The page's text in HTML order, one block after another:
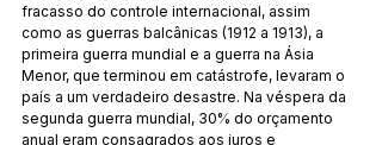
fracasso do controle internacional, assim
como as guerras balcânicas (1912 a 1913), a
primeira guerra mundial e a guerra na Ásia
Menor, que terminou em catástrofe, levaram o
país a um verdadeiro desastre. Na véspera da
segunda guerra mundial, 30% do orçamento
anual eram consagrados aos juros e